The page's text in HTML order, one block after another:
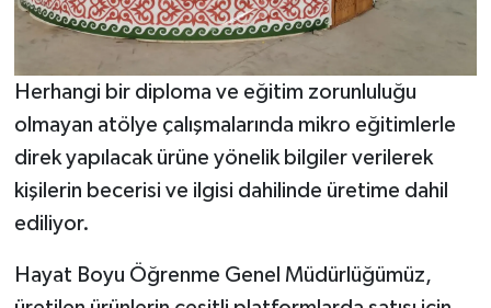
Herhangi bir diploma ve eğitim zorunluluğu
olmayan atölye çalışmalarında mikro eğitimlerle
direk yapılacak ürüne yönelik bilgiler verilerek
kişilerin becerisi ve ilgisi dahilinde üretime dahil
ediliyor.
Hayat Boyu Öğrenme Genel Müdürlüğümüz,
HABERDE İNSAN